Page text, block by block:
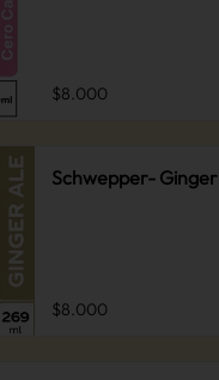
$8.000
Schwepper- Ginger
$8.000